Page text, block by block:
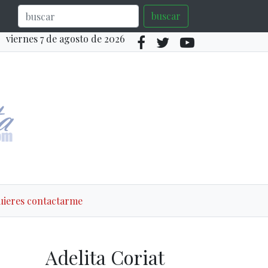
buscar
viernes 7 de agosto de 2026
contactarme
Adelita Coriat